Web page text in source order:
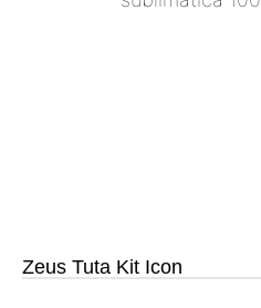
Zeus Tuta Kit Icon